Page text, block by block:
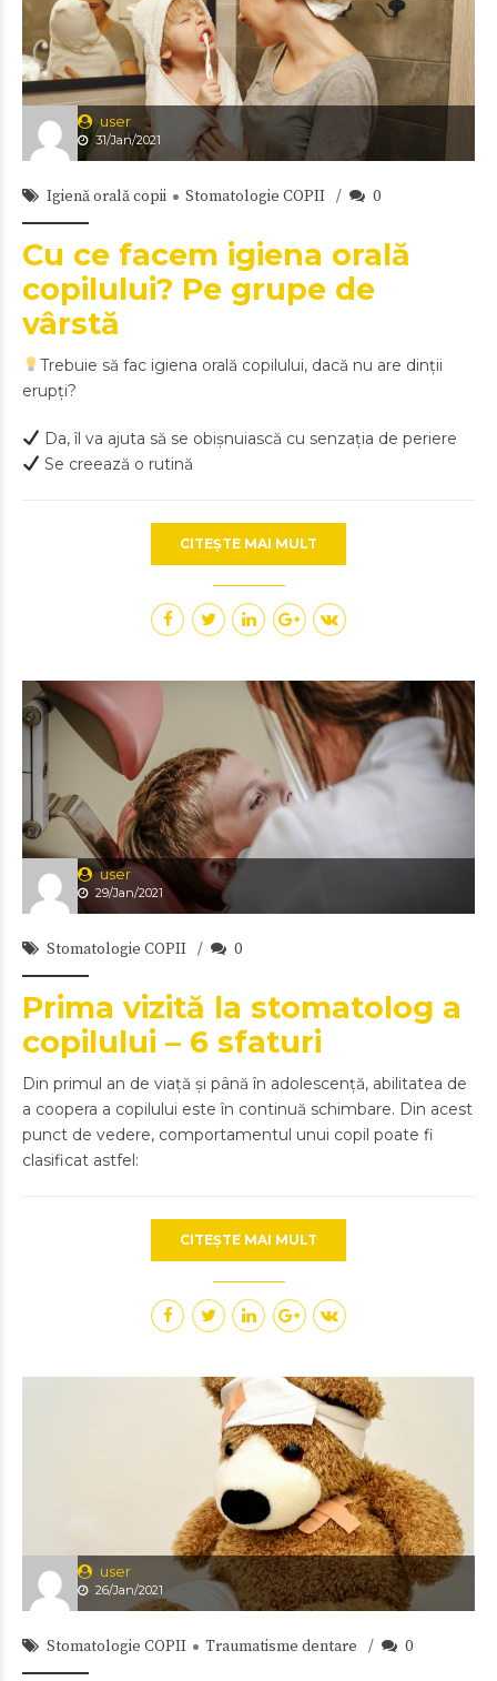
user
31/Jan/2021
Igienă orală copii Stomatologie COPII 0
Cu ce facem igiena orală
copilului? Pe grupe de
vârstă
Trebuie să fac igiena orală copilului, dacă nu are dinții
erupți?
Da, îl va ajuta să se obișnuiască cu senzația de periere
Se creează o rutină
CITEȘTE MAI MULT
user
29/Jan/2021
Stomatologie COPII 0
Prima vizită la stomatolog a
copilului – 6 sfaturi
Din primul an de viață și până în adolescență, abilitatea de
a coopera a copilului este în continuă schimbare. Din acest
punct de vedere, comportamentul unui copil poate fi
clasificat astfel:
CITEȘTE MAI MULT
user
26/Jan/2021
Stomatologie COPII Traumatisme dentare 0